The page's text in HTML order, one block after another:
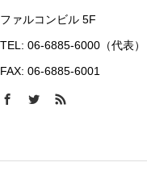
ファルコンビル 5F
TEL: 06-6885-6000（代表）
FAX: 06-6885-6001